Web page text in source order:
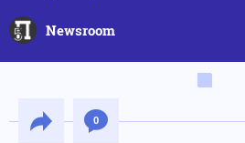
Newsroom
0